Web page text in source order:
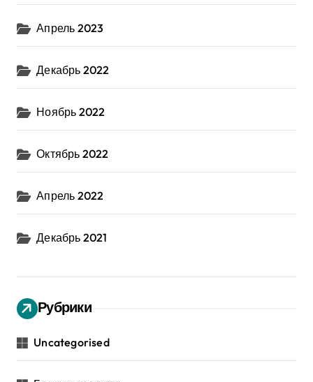
Апрель 2023
Декабрь 2022
Ноябрь 2022
Октябрь 2022
Апрель 2022
Декабрь 2021
Рубрики
Uncategorised